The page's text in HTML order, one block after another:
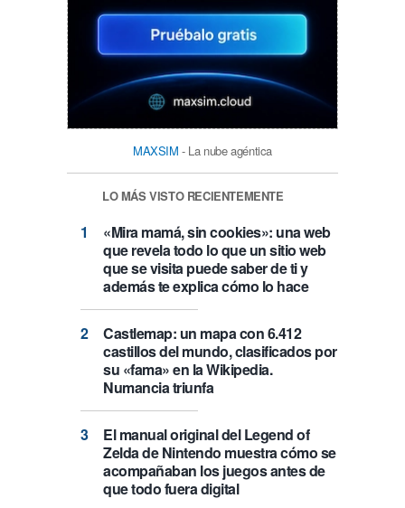
MAXSIM - La nube agéntica
LO MÁS VISTO RECIENTEMENTE
«Mira mamá, sin cookies»: una web
que revela todo lo que un sitio web
que se visita puede saber de ti y
además te explica cómo lo hace
Castlemap: un mapa con 6.412
castillos del mundo, clasificados por
su «fama» en la Wikipedia.
Numancia triunfa
El manual original del Legend of
Zelda de Nintendo muestra cómo se
acompañaban los juegos antes de
que todo fuera digital